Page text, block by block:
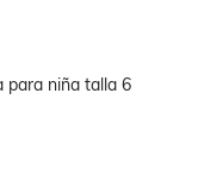
para niña talla 6